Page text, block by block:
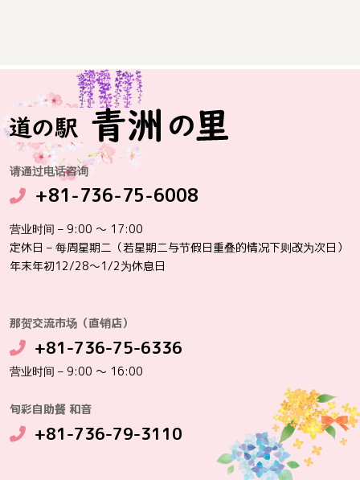
请通过电话咨询
+81-736-75-6008
营业时间 – 9:00 ～ 17:00
定休日 – 每周星期二（若星期二与节假日重叠的情况下则改为次日）
年末年初12/28～1/2为休息日
那贺交流市场（直销店）
+81-736-75-6336
营业时间 – 9:00 ～ 16:00
旬彩自助餐 和音
+81-736-79-3110